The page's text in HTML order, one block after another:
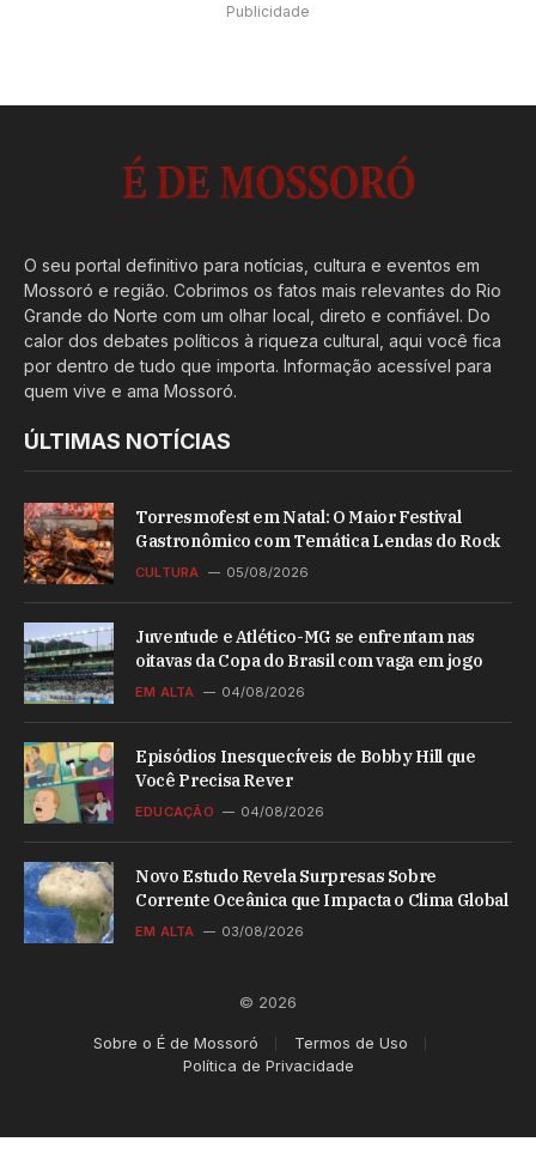
Publicidade
O seu portal definitivo para notícias, cultura e eventos em
Mossoró e região. Cobrimos os fatos mais relevantes do Rio
Grande do Norte com um olhar local, direto e confiável. Do
calor dos debates políticos à riqueza cultural, aqui você fica
por dentro de tudo que importa. Informação acessível para
quem vive e ama Mossoró.
ÚLTIMAS NOTÍCIAS
Torresmofest em Natal: O Maior Festival
Gastronômico com Temática Lendas do Rock
CULTURA 05/08/2026
Juventude e Atlético-MG se enfrentam nas
oitavas da Copa do Brasil com vaga em jogo
EM ALTA 04/08/2026
Episódios Inesquecíveis de Bobby Hill que
Você Precisa Rever
EDUCAÇÃO 04/08/2026
Novo Estudo Revela Surpresas Sobre
Corrente Oceânica que Impacta o Clima Global
EM ALTA 03/08/2026
© 2026
Sobre o É de Mossoró
Termos de Uso
Política de Privacidade